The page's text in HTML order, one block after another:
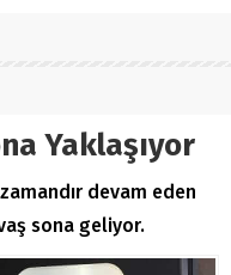
Yaklaşıyor
devam eden
sona geliyor.